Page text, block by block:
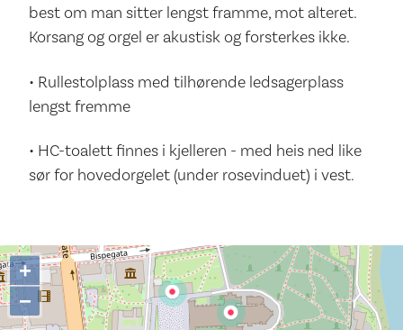
best om man sitter lengst framme, mot alteret.
Korsang og orgel er akustisk og forsterkes ikke.
• Rullestolplass med tilhørende ledsagerplass
lengst fremme
• HC-toalett finnes i kjelleren - med heis ned like
sør for hovedorgelet (under rosevinduet) i vest.
+
−